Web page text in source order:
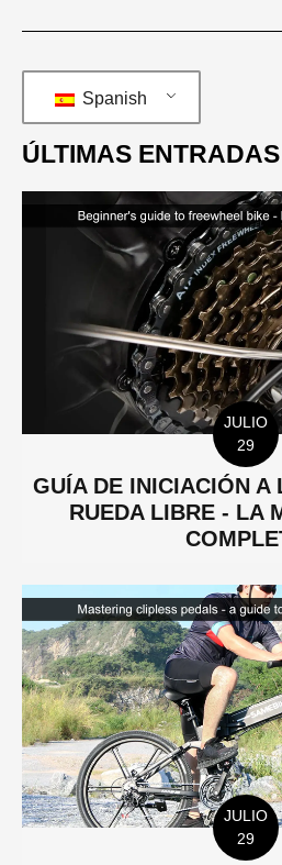
Spanish
ÚLTIMAS ENTRADAS
JULIO
29
GUÍA DE INICIACIÓN A
RUEDA LIBRE - LA
JULIO
29